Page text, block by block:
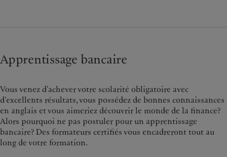
Apprentissage bancaire
Vous venez d’achever votre scolarité obligatoire avec
d’excellents résultats, vous possédez de bonnes connaissances
en anglais et vous aimeriez découvrir le monde de la finance?
Alors pourquoi ne pas postuler pour un apprentissage
bancaire? Des formateurs certifiés vous encadreront tout au
long de votre formation.